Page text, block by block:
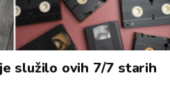
služilo ovih 7/7 starih